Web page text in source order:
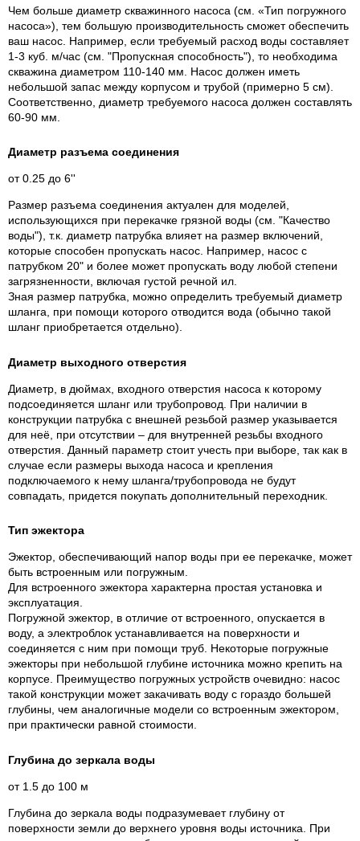
Чем больше диаметр скважинного насоса (см. «Тип погружного
насоса»), тем большую производительность сможет обеспечить
ваш насос. Например, если требуемый расход воды составляет
1-3 куб. м/час (см. "Пропускная способность"), то необходима
скважина диаметром 110-140 мм. Насос должен иметь
небольшой запас между корпусом и трубой (примерно 5 см).
Соответственно, диаметр требуемого насоса должен составлять
60-90 мм.
Диаметр разъема соединения
от 0.25 до 6''
Размер разъема соединения актуален для моделей,
использующихся при перекачке грязной воды (см. "Качество
воды"), т.к. диаметр патрубка влияет на размер включений,
которые способен пропускать насос. Например, насос с
патрубком 20" и более может пропускать воду любой степени
загрязненности, включая густой речной ил.
Зная размер патрубка, можно определить требуемый диаметр
шланга, при помощи которого отводится вода (обычно такой
шланг приобретается отдельно).
Диаметр выходного отверстия
Диаметр, в дюймах, входного отверстия насоса к которому
подсоединяется шланг или трубопровод. При наличии в
конструкции патрубка с внешней резьбой размер указывается
для неё, при отсутствии – для внутренней резьбы входного
отверстия. Данный параметр стоит учесть при выборе, так как в
случае если размеры выхода насоса и крепления
подключаемого к нему шланга/трубопровода не будут
совпадать, придется покупать дополнительный переходник.
Тип эжектора
Эжектор, обеспечивающий напор воды при ее перекачке, может
быть встроенным или погружным.
Для встроенного эжектора характерна простая установка и
эксплуатация.
Погружной эжектор, в отличие от встроенного, опускается в
воду, а электроблок устанавливается на поверхности и
соединяется с ним при помощи труб. Некоторые погружные
эжекторы при небольшой глубине источника можно крепить на
корпусе. Преимущество погружных устройств очевидно: насос
такой конструкции может закачивать воду с гораздо большей
глубины, чем аналогичные модели со встроенным эжектором,
при практически равной стоимости.
Глубина до зеркала воды
от 1.5 до 100 м
Глубина до зеркала воды подразумевает глубину от
поверхности земли до верхнего уровня воды источника. При